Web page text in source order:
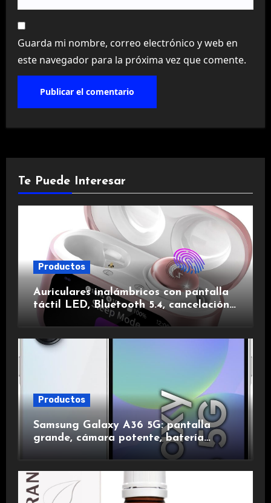
Guarda mi nombre, correo electrónico y web en
este navegador para la próxima vez que comente.
Te Puede Interesar
Productos
Auriculares inalámbricos con pantalla
táctil LED, Bluetooth 5.4, cancelación
de ruido, impermeables y de larga
Productos
Samsung Galaxy A36 5G: pantalla
grande, cámara potente, batería
duradera y carga rápida para una
experiencia premium.